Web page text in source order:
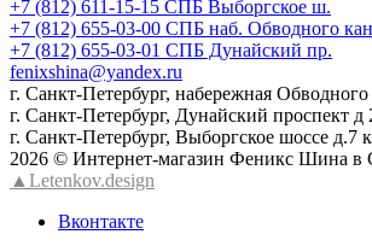
+7 (812) 611-15-15 СПБ Выборгское ш.
+7 (812) 655-03-00 СПБ наб. Обводного
+7 (812) 655-03-01 СПБ Дунайский пр.
fenixshina@yandex.ru
г. Санкт-Петербург, набережная Обводного
г. Санкт-Петербург, Дунайский проспект д
г. Санкт-Петербург, Выборгское шоссе д.7
2026 © Интернет-магазин Феникс Шина в
▲Letenkov.design
Вконтакте